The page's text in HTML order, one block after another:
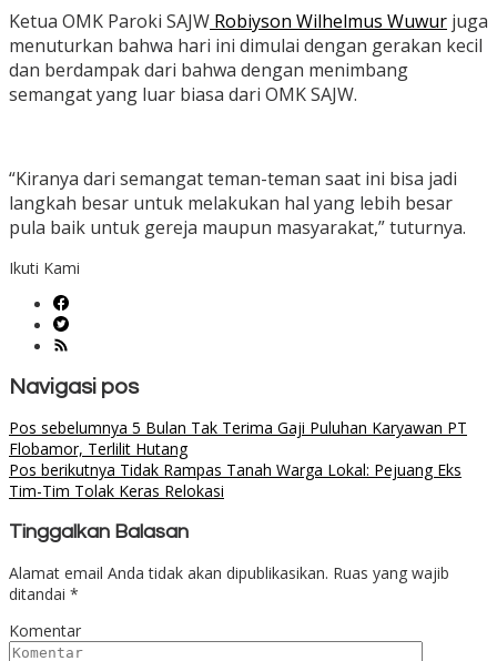
Ketua OMK Paroki SAJW Robiyson Wilhelmus Wuwur juga
menuturkan bahwa hari ini dimulai dengan gerakan kecil
dan berdampak dari bahwa dengan menimbang
semangat yang luar biasa dari OMK SAJW.
“Kiranya dari semangat teman-teman saat ini bisa jadi
langkah besar untuk melakukan hal yang lebih besar
pula baik untuk gereja maupun masyarakat,” tuturnya.
Ikuti Kami
Navigasi pos
Pos sebelumnya 5 Bulan Tak Terima Gaji Puluhan Karyawan PT
Flobamor, Terlilit Hutang
Pos berikutnya Tidak Rampas Tanah Warga Lokal: Pejuang Eks
Tim-Tim Tolak Keras Relokasi
Tinggalkan Balasan
Alamat email Anda tidak akan dipublikasikan. Ruas yang wajib
ditandai *
Komentar